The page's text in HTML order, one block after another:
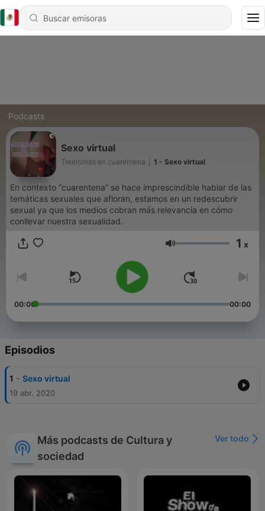
Podcasts
Sexo virtual
Treintonas en cuarentena 1 - Sexo virtual
En contexto “cuarentena” se hace imprescindible hablar de las
temáticas sexuales que afloran, estamos en un redescubrir
sexual ya que los medios cobran más relevancia en cómo
conllevar nuestra sexualidad.
Volumen 1 x
00:00 00:00
Episodios
1 - Sexo virtual
19 abr. 2020
Más podcasts de Cultura y
sociedad
Ver todo